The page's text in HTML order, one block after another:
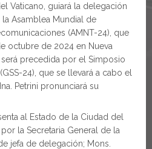
Vaticano, guiará la delegación
la Asamblea Mundial de
(AMNT-24), que
octubre de 2024 en Nueva
será precedida por el Simposio
24), que se llevará a cabo el
Petrini pronunciará su
al Estado de la Ciudad del
la Secretaria General de la
jefa de delegación; Mons.